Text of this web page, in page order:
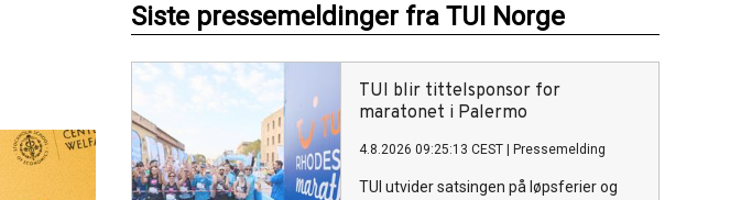
Siste pressemeldinger fra TUI Norge
TUI blir tittelsponsor for
maratonet i Palermo
4.8.2026 09:25:13 CEST Pressemelding
TUI utvider satsingen på løpsferier og